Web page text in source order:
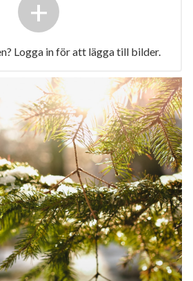
+
Logga in för att lägga till bilder.